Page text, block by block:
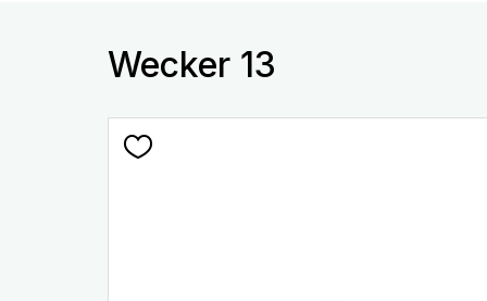
Wecker 13